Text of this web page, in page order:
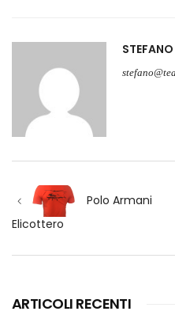
articoli
Polo Armani
Elicottero
ARTICOLI RECENTI